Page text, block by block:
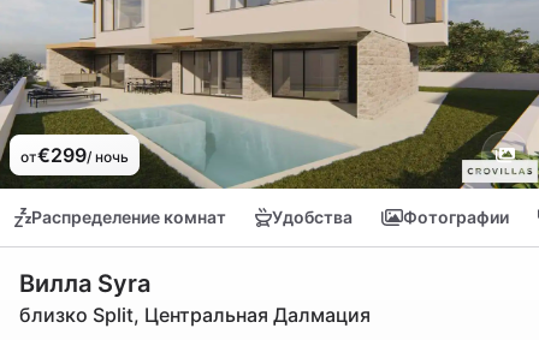
от€299/ ночь
Распределение комнат Удобства Фотографии
Вилла Syra
близко Split, Центральная Далмация